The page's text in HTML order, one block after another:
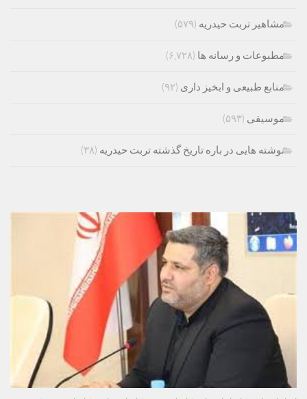
مشاهیر تربت حیدریه (۵۷۹)
مطبوعات و رسانه ها (۶,۷۲۸)
منابع طبیعی و ابخیز داری (۹۲)
موسیقی (۵۹۳)
نوشته هایی در باره تاریخ گذشته تربت حیدریه (۳۸)